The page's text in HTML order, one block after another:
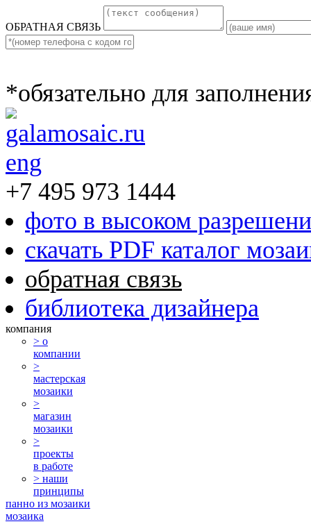
ОБРАТНАЯ СВЯЗЬ
*обязательно для
eng
+7 495 973 1444
фото в высоком
скачать PDF каталог
обратная связь
библиотека дизайнера
компания
> о
компании
>
мастерская
мозаики
>
магазин
мозаики
>
проекты
в работе
> наши
принципы
панно из мозаики
мозаика